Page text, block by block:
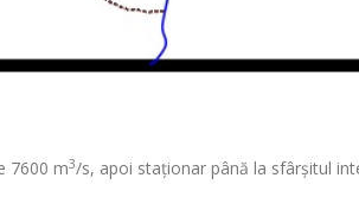
7600 m3/s, apoi staționar până la sfârșitul